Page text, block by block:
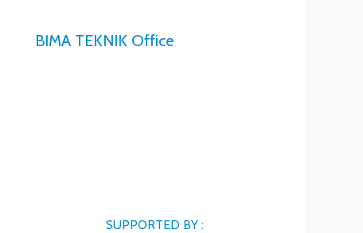
BIMA TEKNIK Office
SUPPORTED BY :